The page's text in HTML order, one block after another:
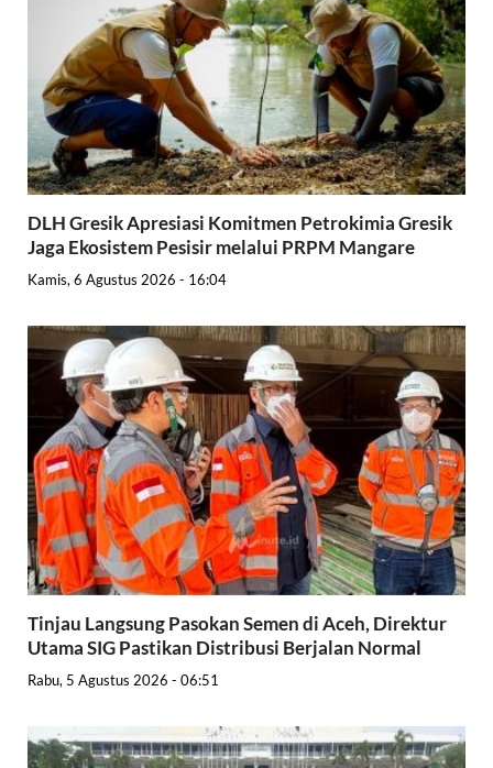
DLH Gresik Apresiasi Komitmen Petrokimia Gresik
Jaga Ekosistem Pesisir melalui PRPM Mangare
Kamis, 6 Agustus 2026 - 16:04
Tinjau Langsung Pasokan Semen di Aceh, Direktur
Utama SIG Pastikan Distribusi Berjalan Normal
Rabu, 5 Agustus 2026 - 06:51